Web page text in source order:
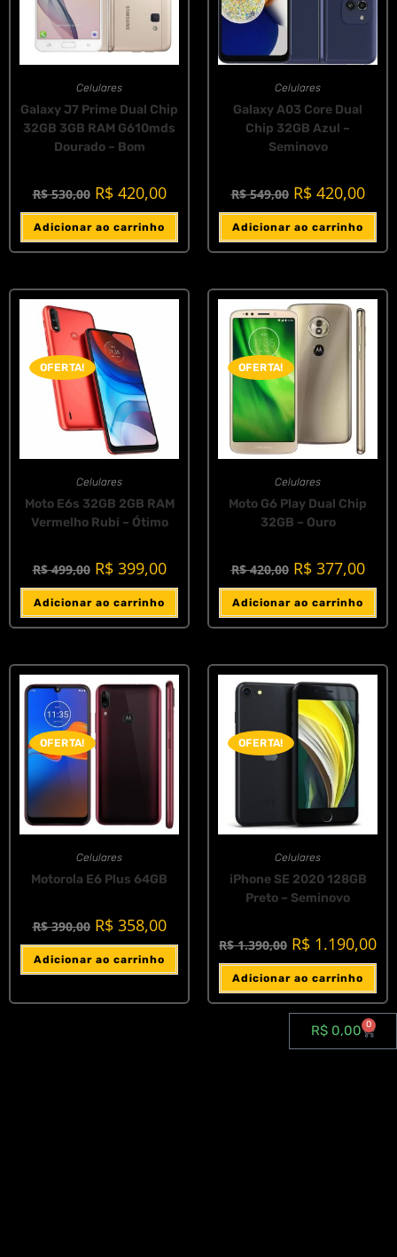
Celulares
Galaxy J7 Prime Dual Chip
32GB 3GB RAM G610mds
Dourado – Bom
R$530,00 R$420,00
Adicionar ao carrinho
Celulares
Galaxy A03 Core Dual
Chip 32GB Azul –
Seminovo
R$549,00 R$420,00
Adicionar ao carrinho
OFERTA!
Celulares
Moto E6s 32GB 2GB RAM
Vermelho Rubi – Ótimo
R$499,00 R$399,00
Adicionar ao carrinho
OFERTA!
Celulares
Moto G6 Play Dual Chip
32GB – Ouro
R$420,00 R$377,00
Adicionar ao carrinho
OFERTA!
Celulares
Motorola E6 Plus 64GB
R$390,00 R$358,00
Adicionar ao carrinho
OFERTA!
Celulares
iPhone SE 2020 128GB
Preto – Seminovo
R$1.390,00 R$ 1.190,00
Adicionar ao carrinho
R$ 0,00 0